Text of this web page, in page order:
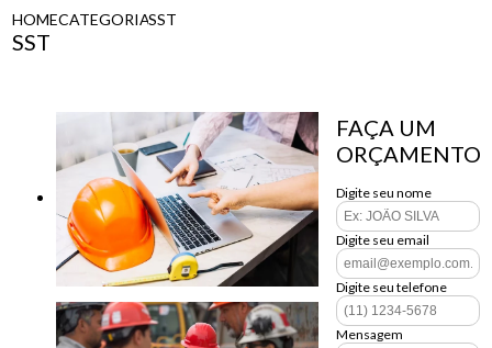
HOMECATEGORIASSST
SST
FAÇA UM
ORÇAMENTO
Digite seu nome
Digite seu email
Digite seu telefone
Mensagem